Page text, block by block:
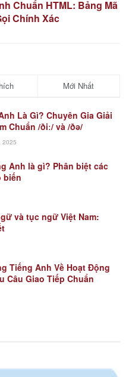
Chuẩn HTML: Bảng Mã
Chính Xác
Mới Nhất
Là Gì? Chuyên Gia Giải
Chuẩn /ðiː/ và /ðə/
2025
Anh là gì? Phân biệt các
biến
và tục ngữ Việt Nam:
Tiếng Anh Về Hoạt Động
Câu Giao Tiếp Chuẩn